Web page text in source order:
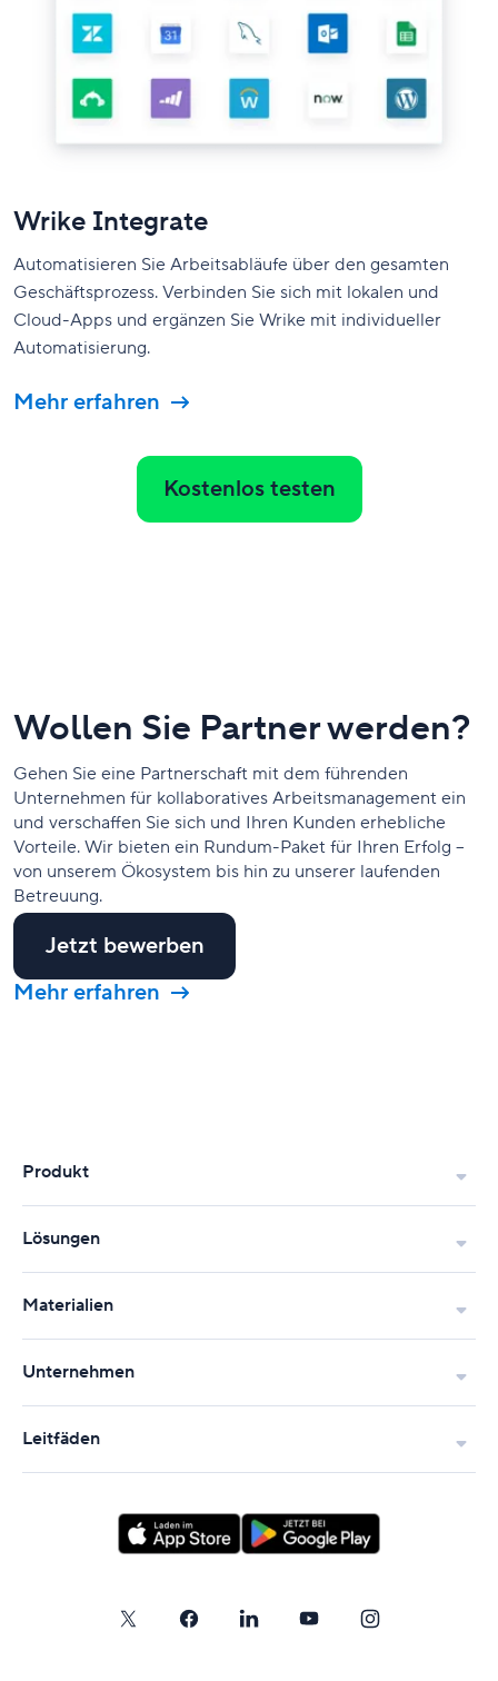
Wrike Integrate
Automatisieren Sie Arbeitsabläufe über den gesamten
Geschäftsprozess. Verbinden Sie sich mit lokalen und
Cloud-Apps und ergänzen Sie Wrike mit individueller
Automatisierung.
Mehr erfahren
Kostenlos testen
Wollen Sie Partner werden?
Gehen Sie eine Partnerschaft mit dem führenden
Unternehmen für kollaboratives Arbeitsmanagement ein
und verschaffen Sie sich und Ihren Kunden erhebliche
Vorteile. Wir bieten ein Rundum-Paket für Ihren Erfolg –
von unserem Ökosystem bis hin zu unserer laufenden
Betreuung.
Jetzt bewerben
Mehr erfahren
Produkt
Lösungen
Materialien
Unternehmen
Leitfäden